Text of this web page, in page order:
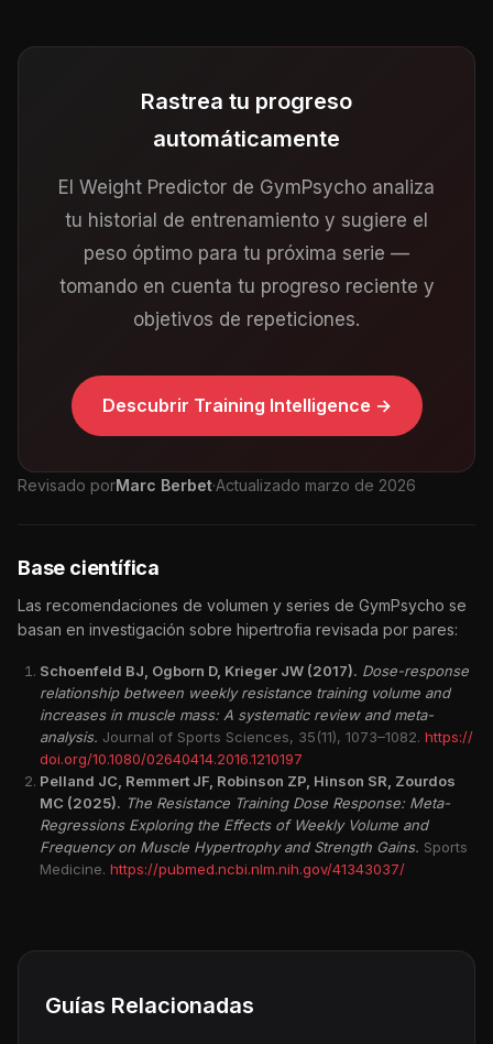
Rastrea tu progreso
automáticamente
El Weight Predictor de GymPsycho analiza
tu historial de entrenamiento y sugiere el
peso óptimo para tu próxima serie —
tomando en cuenta tu progreso reciente y
objetivos de repeticiones.
Descubrir Training Intelligence →
Revisado porMarc Berbet·Actualizado marzo de 2026
Base científica
Las recomendaciones de volumen y series de GymPsycho se
basan en investigación sobre hipertrofia revisada por pares:
Schoenfeld BJ, Ogborn D, Krieger JW (2017). Dose-response
relationship between weekly resistance training volume and
increases in muscle mass: A systematic review and meta-
analysis. Journal of Sports Sciences, 35(11), 1073–1082. https://
doi.org/10.1080/02640414.2016.1210197
Pelland JC, Remmert JF, Robinson ZP, Hinson SR, Zourdos
MC (2025). The Resistance Training Dose Response: Meta-
Regressions Exploring the Effects of Weekly Volume and
Frequency on Muscle Hypertrophy and Strength Gains. Sports
Medicine. https://pubmed.ncbi.nlm.nih.gov/41343037/
Guías Relacionadas